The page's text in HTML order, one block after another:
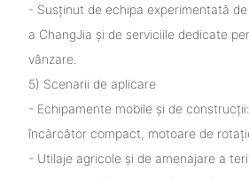
- Susținut de echipa experimentată
a ChangJia și de serviciile dedicate
vânzare.
5) Scenarii de aplicare
- Echipamente mobile și de
încărcător compact, motoare de
- Utilaje agricole și de amenajare a